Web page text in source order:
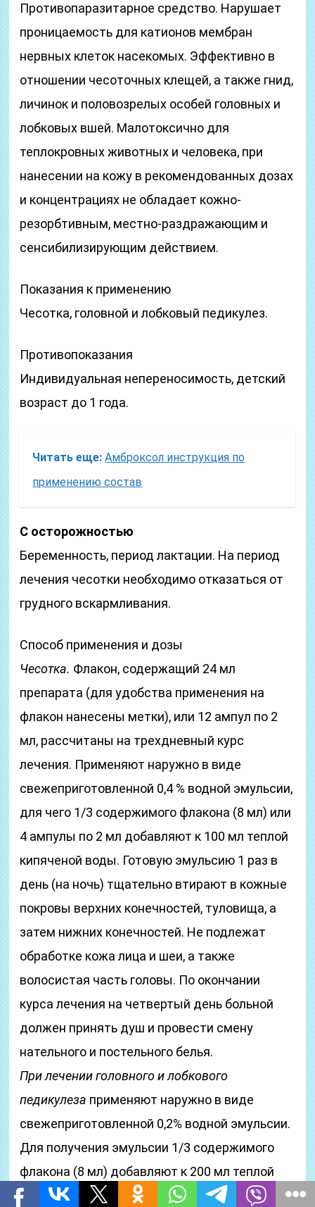
Противопаразитарное средство. Нарушает
проницаемость для катионов мембран
нервных клеток насекомых. Эффективно в
отношении чесоточных клещей, а также гнид,
личинок и половозрелых особей головных и
лобковых вшей. Малотоксично для
теплокровных животных и человека, при
нанесении на кожу в рекомендованных дозах
и концентрациях не обладает кожно-
резорбтивным, местно-раздражающим и
сенсибилизирующим действием.
Показания к применению
Чесотка, головной и лобковый педикулез.
Противопоказания
Индивидуальная непереносимость, детский
возраст до 1 года.
Читать еще: Амброксол инструкция по
применению состав
С осторожностью
Беременность, период лактации. На период
лечения чесотки необходимо отказаться от
грудного вскармливания.
Способ применения и дозы
Чесотка. Флакон, содержащий 24 мл
препарата (для удобства применения на
флакон нанесены метки), или 12 ампул по 2
мл, рассчитаны на трехдневный курс
лечения. Применяют наружно в виде
свежеприготовленной 0,4 % водной эмульсии,
для чего 1/3 содержимого флакона (8 мл) или
4 ампулы по 2 мл добавляют к 100 мл теплой
кипяченой воды. Готовую эмульсию 1 раз в
день (на ночь) тщательно втирают в кожные
покровы верхних конечностей, туловища, а
затем нижних конечностей. Не подлежат
обработке кожа лица и шеи, а также
волосистая часть головы. По окончании
курса лечения на четвертый день больной
должен принять душ и провести смену
нательного и постельного белья.
При лечении головного и лобкового
педикулеза применяют наружно в виде
свежеприготовленной 0,2% водной эмульсии.
Для получения эмульсии 1/3 содержимого
флакона (8 мл) добавляют к 200 мл теплой
кипяченой воды. При использовании